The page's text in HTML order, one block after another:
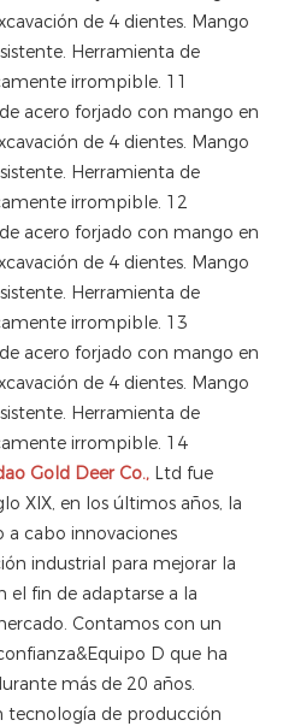
Gold Deer Co., Ltd fue
XIX, en los últimos años, la
a cabo innovaciones
industrial para mejorar la
fin de adaptarse a la
Contamos con un
D que ha
más de 20 años.
tecnología de producción